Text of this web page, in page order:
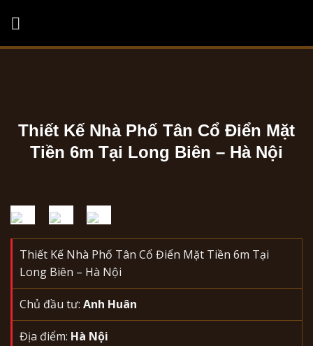
content
Thiết Kế Nhà Phố Tân Cổ Điển Mặt
Tiền 6m Tại Long Biên – Hà Nội
Thiết Kế Nhà Phố Tân Cổ Điển Mặt Tiền 6m Tại
Long Biên – Hà Nội
Chủ đầu tư: Anh Huân
Địa điểm: Hà Nội